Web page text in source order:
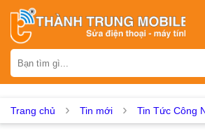
iPhone Samsung Oppo
Asus Sony Vertu LG
Trang chủ Tin mới Tin Tức Công